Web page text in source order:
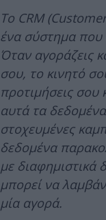
Το CRM
ένα σύστημα που
Όταν αγοράζεις
σου, το κινητό
προτιμήσεις σου
αυτά τα
στοχευμένες
δεδομένα
με διαφημιστικά
μπορεί να
μία αγορά.